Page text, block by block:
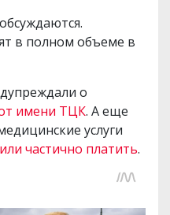
в полном объеме в
о
имени ТЦК. А еще
услуги
частично платить.